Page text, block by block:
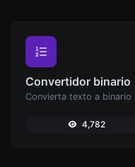
Convertidor binario
4,782